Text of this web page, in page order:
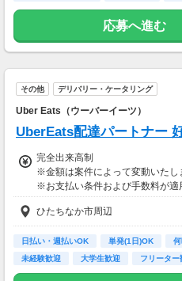
応募へ進む
その他 デリバリー・ケータリング
Uber Eats（ウーバーイーツ）
UberEats配達パートナー
完全出来高制
※金額は案件によって変動いたし
※お支払い条件および手数料が適
ひたちなか市周辺
日払い・週払いOK 単発(1日)OK
未経験歓迎
大学生歓迎 フリーター